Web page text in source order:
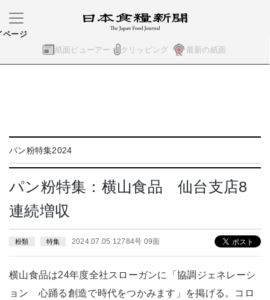
紙面ビューアー クリッピング 最新の紙面
ページ
パン粉特集2024
パン粉特集：横山食品 仙台支店8
連続増収
粉類 特集 2024.07.05 12784号 09面
横山食品は24年度全社スローガンに「協調ジェネレーシ
ョン 心踊る創造で時代をつかみます」を掲げる。コロ